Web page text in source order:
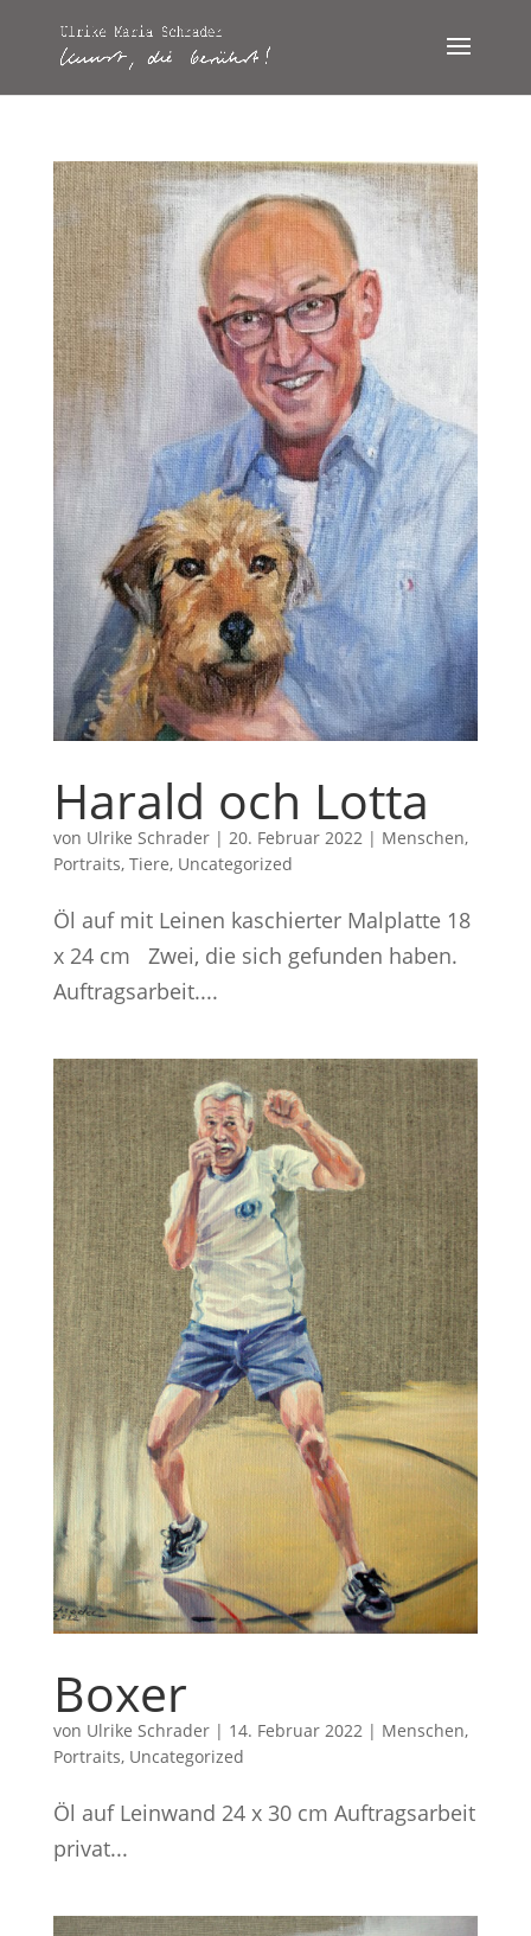
Harald och Lotta
von Ulrike Schrader| 20. Februar 2022| Menschen,
Portraits, Tiere, Uncategorized
Öl auf mit Leinen kaschierter Malplatte 18
x 24 cm Zwei, die sich gefunden haben.
Auftragsarbeit....
Boxer
von Ulrike Schrader| 14. Februar 2022 | Menschen,
Portraits, Uncategorized
Öl auf Leinwand 24 x 30 cm Auftragsarbeit
privat...